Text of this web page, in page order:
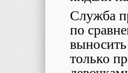
Служба
по
только